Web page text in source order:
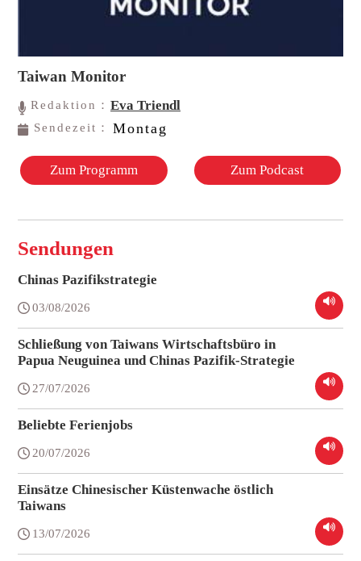
Taiwan Monitor
Redaktion：Eva Triendl
Sendezeit： Montag
Zum Programm Zum Podcast
Sendungen
Chinas Pazifikstrategie
03/08/2026
Schließung von Taiwans Wirtschaftsbüro in
Papua Neuguinea und Chinas Pazifik-Strategie
27/07/2026
Beliebte Ferienjobs
20/07/2026
Einsätze Chinesischer Küstenwache östlich
Taiwans
13/07/2026